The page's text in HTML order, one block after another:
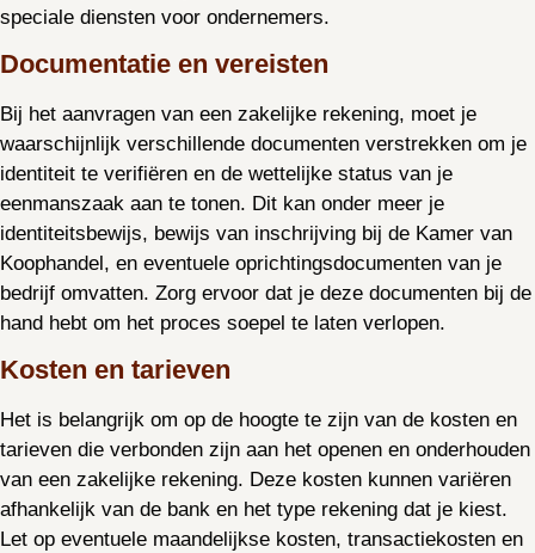
speciale diensten voor ondernemers.
Documentatie en vereisten
Bij het aanvragen van een zakelijke rekening, moet je
waarschijnlijk verschillende documenten verstrekken om je
identiteit te verifiëren en de wettelijke status van je
eenmanszaak aan te tonen. Dit kan onder meer je
identiteitsbewijs, bewijs van inschrijving bij de Kamer van
Koophandel, en eventuele oprichtingsdocumenten van je
bedrijf omvatten. Zorg ervoor dat je deze documenten bij de
hand hebt om het proces soepel te laten verlopen.
Kosten en tarieven
Het is belangrijk om op de hoogte te zijn van de kosten en
tarieven die verbonden zijn aan het openen en onderhouden
van een zakelijke rekening. Deze kosten kunnen variëren
afhankelijk van de bank en het type rekening dat je kiest.
Let op eventuele maandelijkse kosten, transactiekosten en